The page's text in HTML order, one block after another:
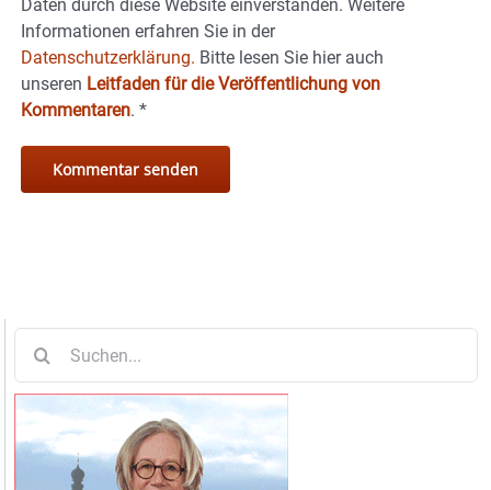
Daten durch diese Website einverstanden. Weitere
Informationen erfahren Sie in der
Datenschutzerklärung. Bitte lesen Sie hier auch
unseren Leitfaden für die Veröffentlichung von
Kommentaren. *
nach: